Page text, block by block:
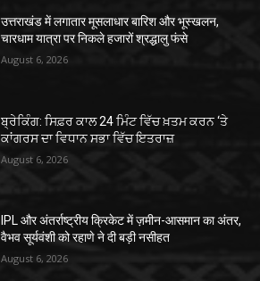
उत्तराखंड में लगातार मूसलाधार बारिश और भूस्खलन,
चारधाम यात्रा पर निकले हजारों श्रद्धालु फंसे
August 6, 2026
ਬ੍ਰੇਕਿੰਗ: ਸਿਫ਼ਰ ਕਾਲ 24 ਮਿੰਟ ਵਿੱਚ ਖ਼ਤਮ ਕਰਨ ‘ਤੇ
ਕਾਂਗਰਸ ਦਾ ਵਿਧਾਨ ਸਭਾ ਵਿੱਚ ਇਤਰਾਜ਼
August 6, 2026
IPL और अंतर्राष्ट्रीय क्रिकेट में ज़मीन-आसमान का अंतर,
वैभव सूर्यवंशी को रहाणे ने दी बड़ी नसीहत
August 6, 2026